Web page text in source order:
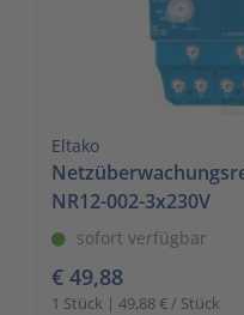
Eltako
NR12-002-3x230V
sofort verfügbar
€ 49,88
1 Stück | 49,88 € / Stück